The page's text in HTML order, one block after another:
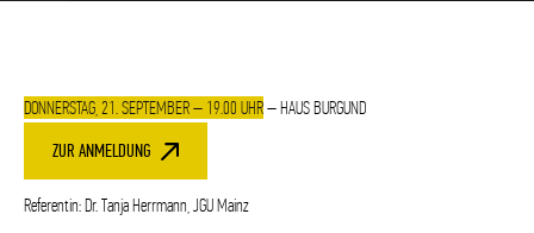
DONNERSTAG, 21. SEPTEMBER – 19.00 UHR– HAUS BURGUND
ZUR ANMELDUNG
Referentin: Dr. Tanja Herrmann, JGU Mainz